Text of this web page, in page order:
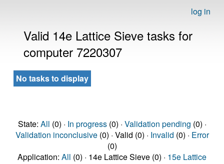
log in
Valid 14e Lattice Sieve tasks for
computer 7220307
No tasks to display
State: All (0) · In progress(0) · Validation pending (0) ·
Validation inconclusive(0) · Valid (0) · Invalid (0) · Error
(0)
Application: All (0) · 14e Lattice Sieve (0) · 15e Lattice